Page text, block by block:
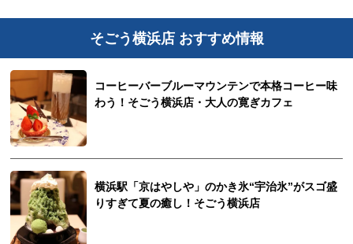
そごう横浜店 おすすめ情報
コーヒーバーブルーマウンテンで本格コーヒー味
わう！そごう横浜店・大人の寛ぎカフェ
横浜駅「京はやしや」のかき氷“宇治氷”がスゴ盛
りすぎて夏の癒し！そごう横浜店